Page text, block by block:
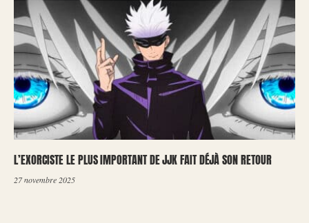
L’EXORCISTE LE PLUS IMPORTANT DE JJK FAIT DÉJÀ SON RETOUR
27 novembre 2025